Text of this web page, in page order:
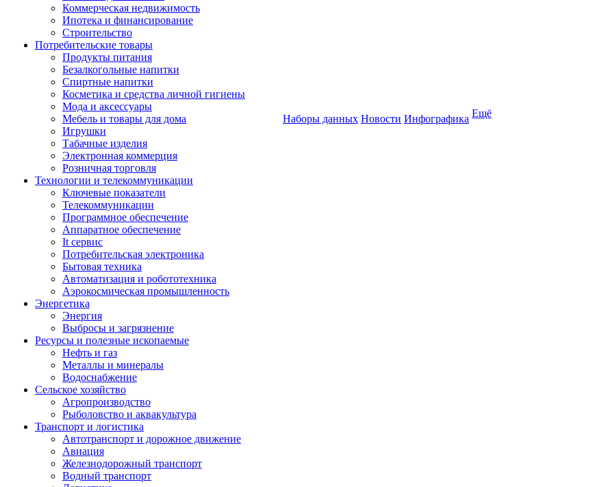
Коммерческая недвижимость
Ипотека и финансирование
Строительство
Потребительские товары
Продукты питания
Безалкогольные напитки
Спиртные напитки
Косметика и средства личной гигиены
Мода и аксессуары
Мебель и товары для дома
Игрушки
Табачные изделия
Электронная коммерция
Розничная торговля
Технологии и телекоммуникации
Ключевые показатели
Телекоммуникации
Программное обеспечение
Аппаратное обеспечение
It сервис
Потребительская электроника
Бытовая техника
Автоматизация и робототехника
Аэрокосмическая промышленность
Энергетика
Энергия
Выбросы и загрязнение
Ресурсы и полезные ископаемые
Нефть и газ
Металлы и минералы
Водоснабжение
Сельское хозяйство
Агропроизводство
Рыболовство и аквакультура
Транспорт и логистика
Автотранспорт и дорожное движение
Авиация
Железнодорожный транспорт
Водный транспорт
Наборы данных Новости Инфографика Ещё